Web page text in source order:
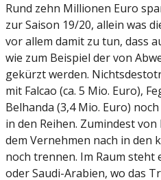
Rund zehn Millionen Euro
zur Saison 19/20, allein was
vor allem damit zu tun, dass
wie zum Beispiel der von
gekürzt werden.
mit Falcao (ca. 5 Mio. Euro),
Belhanda (3,4 Mio. Euro)
in den Reihen. Zumindest
dem Vernehmen nach in den
noch trennen. Im Raum steht
oder Saudi-Arabien, wo das